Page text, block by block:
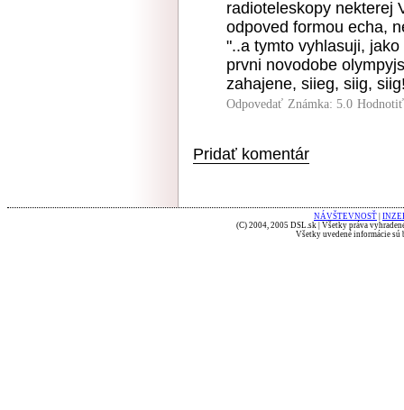
radioteleskopy nekterej
odpoved formou echa,
"..a tymto vyhlasuji,
prvni novodobe
zahajene, siieg, siig,
Odpovedať Známka: 5.0
Pridať komentár
NÁVŠTEVNOSŤ
(C) 2004, 2005 DSL.sk | Všetky práva
Všetky uvedené informácie sú